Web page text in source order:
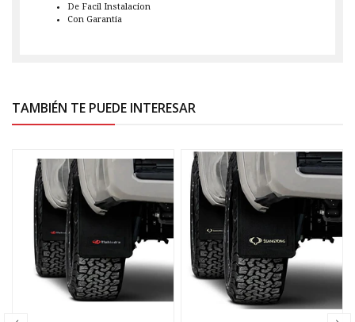
De Facil Instalacion
Con Garantia
TAMBIÉN TE PUEDE INTERESAR